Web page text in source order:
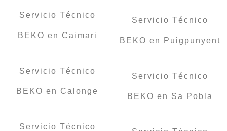
Servicio Técnico
BEKO en Caimari
Servicio Técnico
BEKO en Calonge
Servicio Técnico
Servicio Técnico
BEKO en Puigpunyent
Servicio Técnico
BEKO en Sa Pobla